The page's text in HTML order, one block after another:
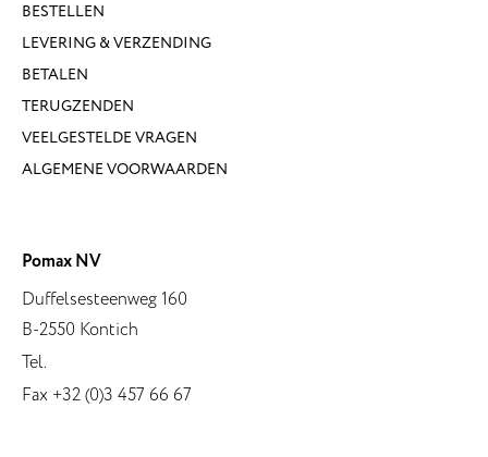
BESTELLEN
LEVERING & VERZENDING
BETALEN
TERUGZENDEN
VEELGESTELDE VRAGEN
ALGEMENE VOORWAARDEN
Pomax NV
Duffelsesteenweg 160
B-2550 Kontich
Tel.
Fax +32 (0)3 457 66 67